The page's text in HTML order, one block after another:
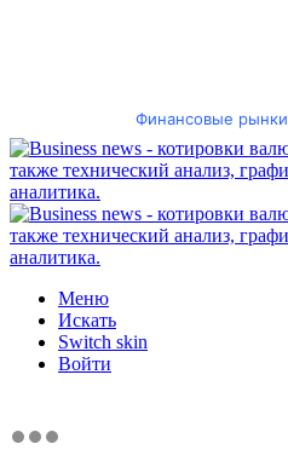
Финансовые рынки
Меню
Искать
Switch skin
Войти